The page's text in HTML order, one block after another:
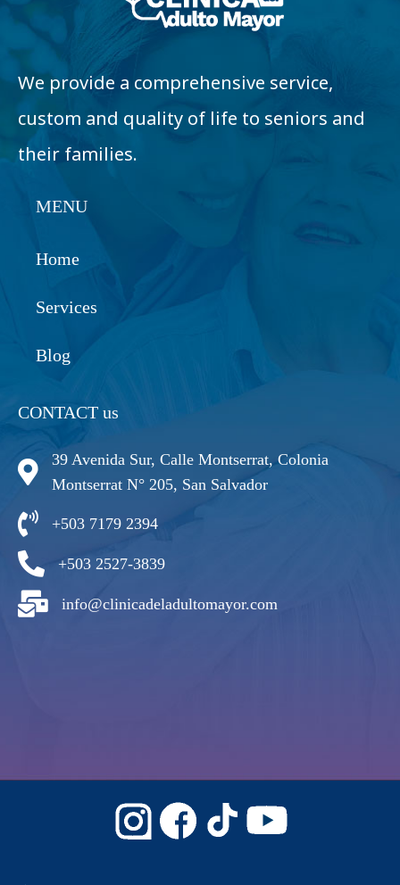
We provide a comprehensive service,
custom and quality of life to seniors and
their families.
MENU
Home
Services
Blog
CONTACT us
39 Avenida Sur, Calle Montserrat, Colonia
Montserrat N° 205, San Salvador
+503 7179 2394
+503 2527-3839
info@clinicadeladultomayor.com